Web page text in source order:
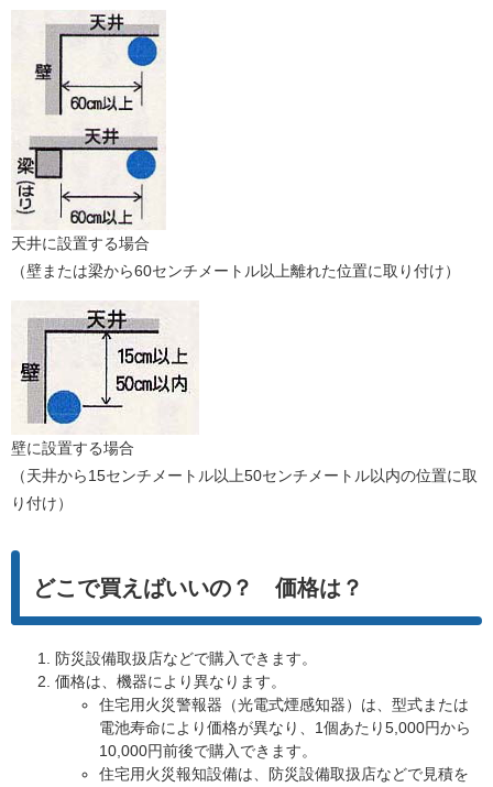
天井に設置する場合
（壁または梁から60センチメートル以上離れた位置に取り付け）
壁に設置する場合
（天井から15センチメートル以上50センチメートル以内の位置に取
り付け）
どこで買えばいいの？ 価格は？
防災設備取扱店などで購入できます。
価格は、機器により異なります。
住宅用火災警報器（光電式煙感知器）は、型式または
電池寿命により価格が異なり、1個あたり5,000円から
10,000円前後で購入できます。
住宅用火災報知設備は、防災設備取扱店などで見積を